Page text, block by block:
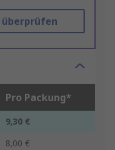
Pro Packung*
9,30 €
8,00 €